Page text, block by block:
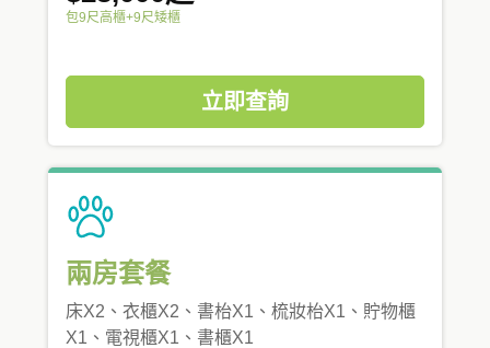
包9尺高櫃+9尺矮櫃
立即查詢
兩房套餐
床X2、衣櫃X2、書枱X1、梳妝枱X1、貯物櫃
X1、電視櫃X1、書櫃X1